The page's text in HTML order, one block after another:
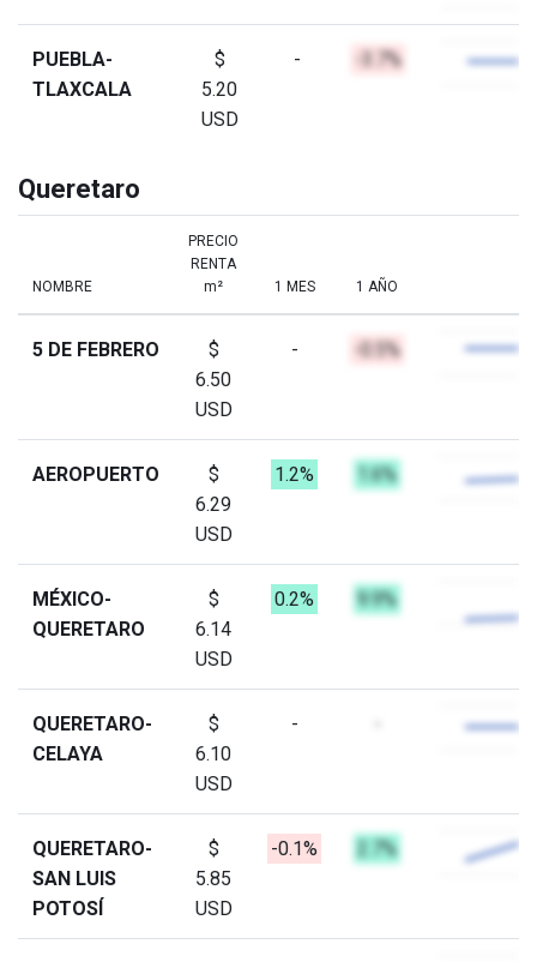
PUEBLA-
TLAXCALA
$
5.20
USD
- -3.7%
Queretaro
NOMBRE
PRECIO
RENTA
m²
1 MES 1 AÑO
5 DE FEBRERO
$
6.50
USD
- -0.5%
AEROPUERTO
$
6.29
USD
1.2% 1.6%
MÉXICO-
QUERETARO
$
6.14
USD
0.2% 9.9%
QUERETARO-
CELAYA
$
6.10
USD
-
QUERETARO-
SAN LUIS
POTOSÍ
$
5.85
USD
-0.1% 2.7%